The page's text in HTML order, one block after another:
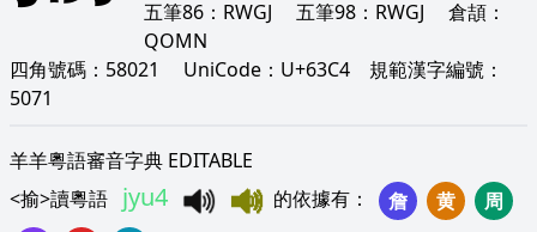
五筆86： RWGJ 五筆98： RWGJ 倉頡：
QOMN
四角號碼： 58021 UniCode： U+63C4 規範漢字編號：
5071
羊羊粵語審音字典 EDITABLE
<揄>讀粵語 jyu4 的依據有 ： 詹 黄
周